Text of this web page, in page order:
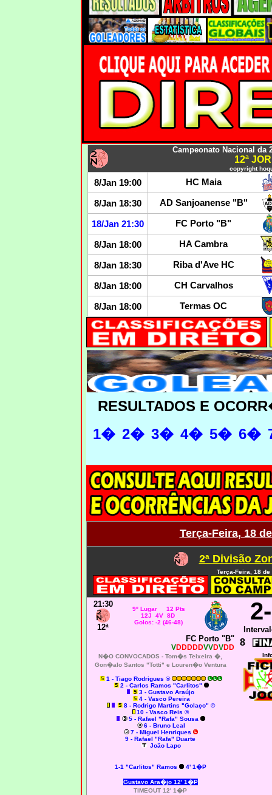
Campeonato Nacional da
12ª
copyright
8/Jan 19:00 HC Maia
8/Jan 18:30 AD Sanjoanense "B"
18/Jan 21:30 FC Porto "B"
8/Jan 18:00 HA Cambra
8/Jan 18:30 Riba d'Ave HC
8/Jan 18:00 CH Carvalhos
8/Jan 18:00 Termas OC
RESULTADOS E
1� 2� 3� 4� 5� 6�
Terça-Feira, 18
2ª Divisão
Terça-Feira, 18
21:30
12ª
9º Lugar 12 Pts
12J 4V 8D
Golos: -2 (46-48)
FC Porto "B"
VDDDDDVVDVDD 8
N�O CONVOCADOS - Tom�s Teixeira �,
Gon�alo Santos "Totti" e Louren�o Ventura
1 - Tiago Rodrigues ®
2 - Carlos Ramos "Carlitos"
3 - Gustavo Araújo
4 - Vasco Pereira
8 - Rodrigo Martins "Golaço" ©
10 - Vasco Reis ®
5 - Rafael "Rafa" Sousa
6 - Bruno Leal
7 - Miguel Henriques
9 - Rafael "Rafa" Duarte
João Lapo
1-1 "Carlitos" Ramos 4' 1�P
Gustavo Ara�jo 12' 1�P
TIMEOUT 12' 1�P